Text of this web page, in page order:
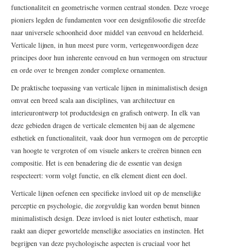
functionaliteit en geometrische vormen centraal stonden. Deze vroege
pioniers legden de fundamenten voor een designfilosofie die streefde
naar universele schoonheid door middel van eenvoud en helderheid.
Verticale lijnen, in hun meest pure vorm, vertegenwoordigen deze
principes door hun inherente eenvoud en hun vermogen om structuur
en orde over te brengen zonder complexe ornamenten.
De praktische toepassing van verticale lijnen in minimalistisch design
omvat een breed scala aan disciplines, van architectuur en
interieurontwerp tot productdesign en grafisch ontwerp. In elk van
deze gebieden dragen de verticale elementen bij aan de algemene
esthetiek en functionaliteit, vaak door hun vermogen om de perceptie
van hoogte te vergroten of om visuele ankers te creëren binnen een
compositie. Het is een benadering die de essentie van design
respecteert: vorm volgt functie, en elk element dient een doel.
Verticale lijnen oefenen een specifieke invloed uit op de menselijke
perceptie en psychologie, die zorgvuldig kan worden benut binnen
minimalistisch design. Deze invloed is niet louter esthetisch, maar
raakt aan dieper gewortelde menselijke associaties en instincten. Het
begrijpen van deze psychologische aspecten is cruciaal voor het